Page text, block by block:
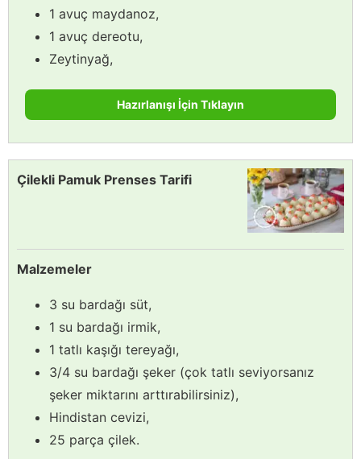
1 avuç maydanoz,
1 avuç dereotu,
Zeytinyağ,
Hazırlanışı İçin Tıklayın
Çilekli Pamuk Prenses Tarifi
Malzemeler
3 su bardağı süt,
1 su bardağı irmik,
1 tatlı kaşığı tereyağı,
3/4 su bardağı şeker (çok tatlı seviyorsanız
şeker miktarını arttırabilirsiniz),
Hindistan cevizi,
25 parça çilek.